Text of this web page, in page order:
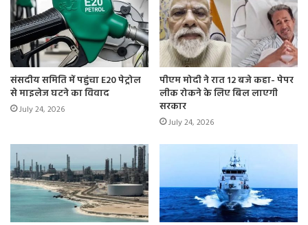
संसदीय समिति में पहुंचा E20 पेट्रोल
से माइलेज घटने का विवाद
July 24, 2026
पीएम मोदी ने रात 12 बजे कहा- पेपर
लीक रोकने के लिए बिल लाएगी
सरकार
July 24, 2026